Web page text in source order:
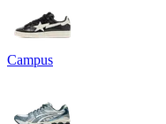
Campus